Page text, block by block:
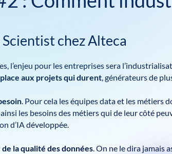
chez Alteca
l’enjeu pour les entreprises sera
place aux projets qui durent, générateurs de
. Pour cela les équipes data et les métiers
les besoins des métiers qui de leur côté
d’IA développée.
de la qualité des données. On ne le dira jamais